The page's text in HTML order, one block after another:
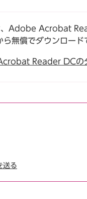
、Adobe Acrobat
無償でダウンロード
Reader DCの
送る